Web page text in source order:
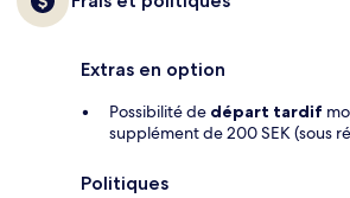
Extras en option
Possibilité de départ tardif
supplément de 200 SEK (sous
Politiques